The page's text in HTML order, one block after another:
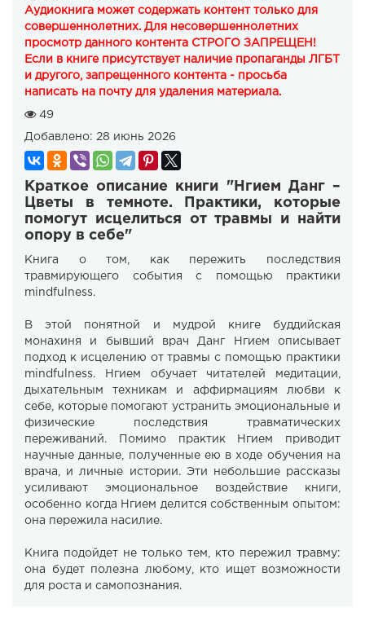
Аудиокнига может содержать контент только для
совершеннолетних. Для несовершеннолетних
просмотр данного контента СТРОГО ЗАПРЕЩЕН!
Если в книге присутствует наличие пропаганды ЛГБТ
и другого, запрещенного контента - просьба
написать на почту для удаления материала.
49
Добавлено: 28 июнь 2026
Краткое описание книги "Нгием Данг –
Цветы в темноте. Практики, которые
помогут исцелиться от травмы и найти
опору в себе"
Книга о том, как пережить последствия
травмирующего события с помощью практики
mindfulness.
В этой понятной и мудрой книге буддийская
монахиня и бывший врач Данг Нгием описывает
подход к исцелению от травмы с помощью практики
mindfulness. Нгием обучает читателей медитации,
дыхательным техникам и аффирмациям любви к
себе, которые помогают устранить эмоциональные и
физические последствия травматических
переживаний. Помимо практик Нгием приводит
научные данные, полученные ею в ходе обучения на
врача, и личные истории. Эти небольшие рассказы
усиливают эмоциональное воздействие книги,
особенно когда Нгием делится собственным опытом:
она пережила насилие.
Книга подойдет не только тем, кто пережил травму:
она будет полезна любому, кто ищет возможности
для роста и самопознания.